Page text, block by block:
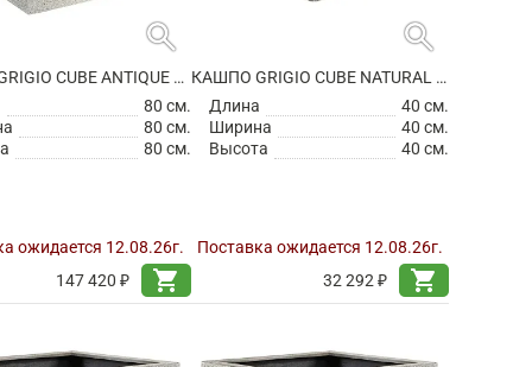
search
КАШПО GRIGIO CUBE ANTIQUE WHITE
80 см.
80 см.
80 см.
ожидается 12.08.26г.
147 420 ₽
shopping_cart
search
КАШПО GRIGIO CUBE NATURAL CONCRETE НА КОЛЕСИКАХ
Длина
40 см.
Ширина
40 см.
Высота
40 см.
Поставка ожидается 12.08.26г.
32 292 ₽
shopping_cart